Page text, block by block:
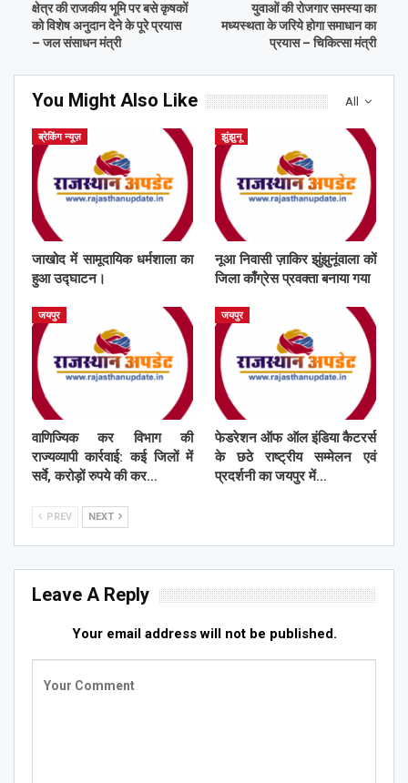
क्षेत्र की राजकीय भूमि पर बसे कृषकों
को विशेष अनुदान देने के पूरे प्रयास
– जल संसाधन मंत्री
युवाओं की रोजगार समस्या का
मध्यस्थता के जरिये होगा समाधान का
प्रयास – चिकित्सा मंत्री
All
You Might Also Like
ब्रेकिंग न्यूज़
जाखोद में सामूदायिक धर्मशाला का
हुआ उद्घाटन।
झुंझुनू
नूआ निवासी ज़ाकिर झुंझुनूंवाला कों
जिला काँग्रेस प्रवक्ता बनाया गया
जयपुर
वाणिज्यिक कर विभाग की
राज्यव्यापी कार्रवाई: कई जिलों में
सर्वे, करोड़ों रुपये की कर…
जयपुर
फेडरेशन ऑफ ऑल इंडिया कैटरर्स
के छठे राष्ट्रीय सम्मेलन एवं
प्रदर्शनी का जयपुर में…
PREV NEXT
Leave A Reply
Your email address will not be published.